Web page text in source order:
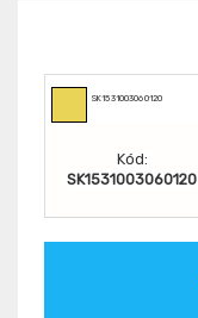
SK1531003060120
Kód:
SK1531003060120